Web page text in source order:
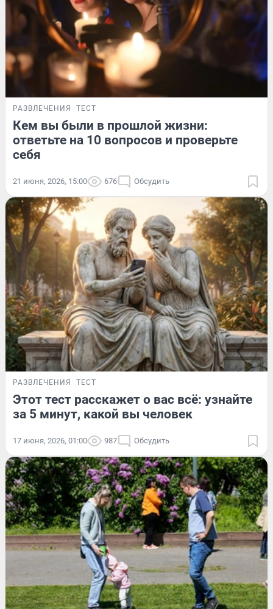
РАЗВЛЕЧЕНИЯ ТЕСТ
Кем вы были в прошлой жизни:
ответьте на 10 вопросов и проверьте
себя
21 июня, 2026, 15:00 676 Обсудить
РАЗВЛЕЧЕНИЯ ТЕСТ
Этот тест расскажет о вас всё: узнайте
за 5 минут, какой вы человек
17 июня, 2026, 01:00 987 Обсудить